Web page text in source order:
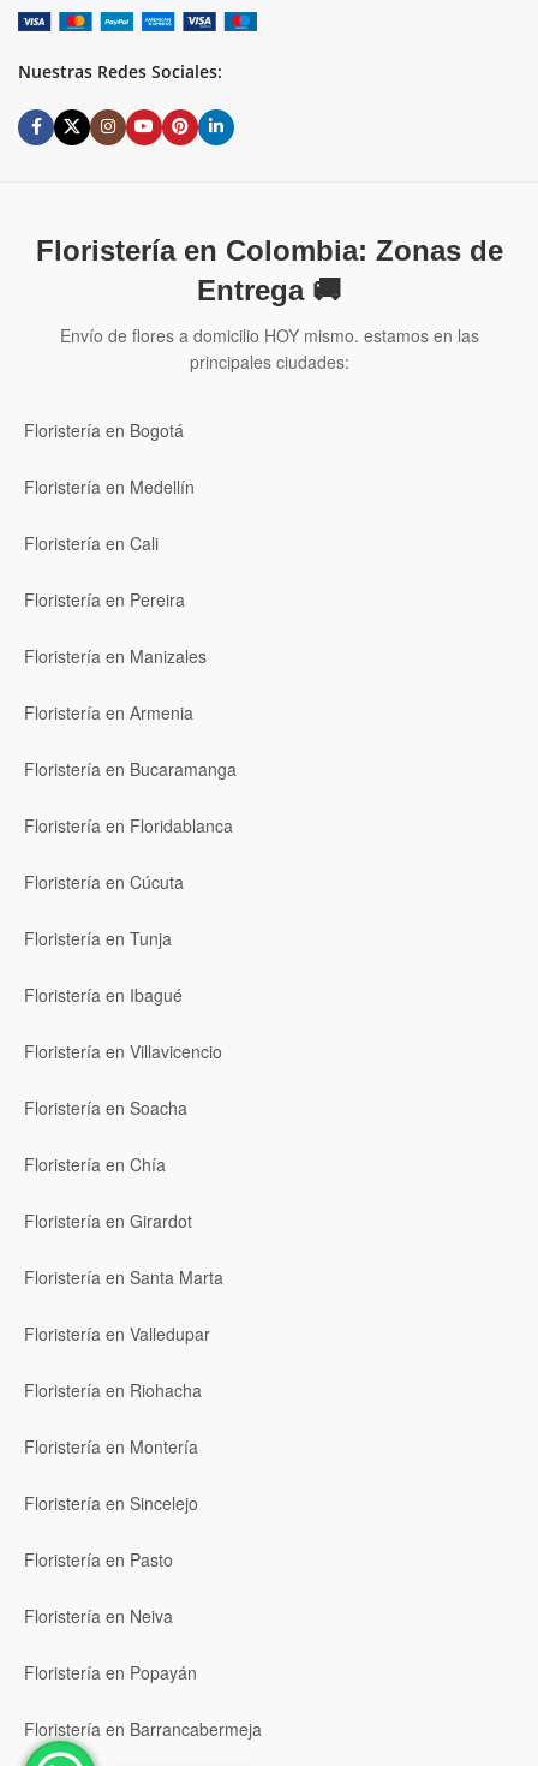
Nuestras Redes Sociales:
Floristería en Colombia: Zonas de
Entrega 🚚
Envío de flores a domicilio HOY mismo. estamos en las
principales ciudades:
Floristería en Bogotá
Floristería en Medellín
Floristería en Cali
Floristería en Pereira
Floristería en Manizales
Floristería en Armenia
Floristería en Bucaramanga
Floristería en Floridablanca
Floristería en Cúcuta
Floristería en Tunja
Floristería en Ibagué
Floristería en Villavicencio
Floristería en Soacha
Floristería en Chía
Floristería en Girardot
Floristería en Santa Marta
Floristería en Valledupar
Floristería en Riohacha
Floristería en Montería
Floristería en Sincelejo
Floristería en Pasto
Floristería en Neiva
Floristería en Popayán
Floristería en Barrancabermeja